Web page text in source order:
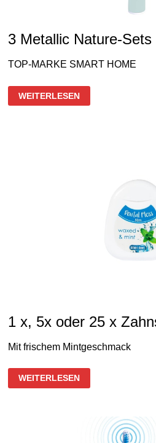
3 Metallic Nature-Sets
TOP-MARKE SMART HOME
3
METALLIC
WEITERLESEN
1 x, 5x oder 25 x
Mit frischem Mintgeschmack
1
X,
WEITERLESEN